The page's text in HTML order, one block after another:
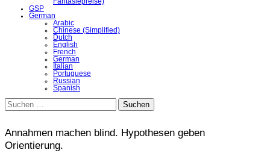
GSP
German
Arabic
Chinese (Simplified)
Dutch
English
French
German
Italian
Portuguese
Russian
Spanish
Suchen
nach:
Annahmen machen blind. Hypothesen geben
Orientierung.